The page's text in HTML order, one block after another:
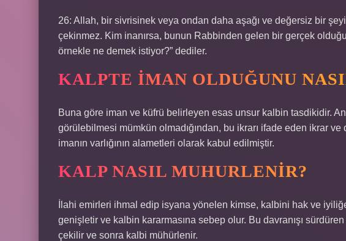
26: Allah, bir sivrisinek veya ondan daha aşağı ve değersiz bir
çekinmez. Kim inanırsa, bunun Rabbinden gelen bir gerçek
örnekle ne demek istiyor?” dediler.
KALPTE IMAN OLDUĞUNU
Buna göre iman ve küfrü belirleyen esas unsur kalbin tasdikidir.
görülebilmesi mümkün olmadığından, bu ikrarı ifade eden ikrar
imanın varlığının alametleri olarak kabul edilmiştir.
KALP NASIL MUHURLENIR?
İlahi emirleri ihmal edip isyana yönelen kimse, kalbini hak ve
genişletir ve kalbin kararmasına sebep olur. Bu davranışı
çekilir ve sonra kalbi mühürlenir.